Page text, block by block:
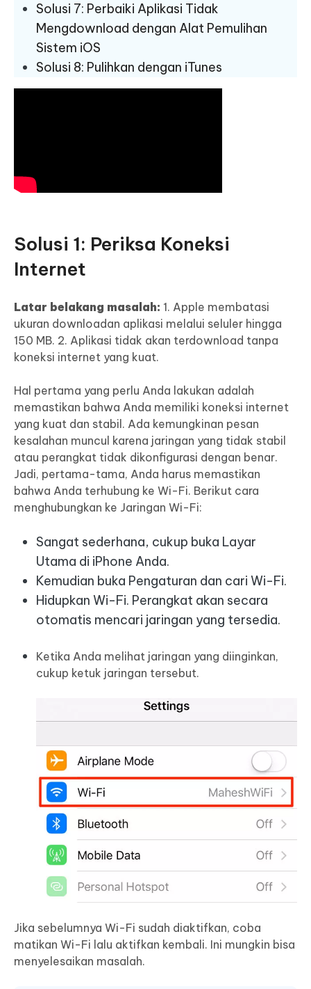
Solusi 7: Perbaiki Aplikasi Tidak
Mengdownload dengan Alat Pemulihan
Sistem iOS
Solusi 8: Pulihkan dengan iTunes
Solusi 1: Periksa Koneksi
Internet
Latar belakang masalah: 1. Apple membatasi
ukuran downloadan aplikasi melalui seluler hingga
150 MB. 2. Aplikasi tidak akan terdownload tanpa
koneksi internet yang kuat.
Hal pertama yang perlu Anda lakukan adalah
memastikan bahwa Anda memiliki koneksi internet
yang kuat dan stabil. Ada kemungkinan pesan
kesalahan muncul karena jaringan yang tidak stabil
atau perangkat tidak dikonfigurasi dengan benar.
Jadi, pertama-tama, Anda harus memastikan
bahwa Anda terhubung ke Wi-Fi. Berikut cara
menghubungkan ke Jaringan Wi-Fi:
Sangat sederhana, cukup buka Layar
Utama di iPhone Anda.
Kemudian buka Pengaturan dan cari Wi-Fi.
Hidupkan Wi-Fi. Perangkat akan secara
otomatis mencari jaringan yang tersedia.
Ketika Anda melihat jaringan yang diinginkan,
cukup ketuk jaringan tersebut.
Jika sebelumnya Wi-Fi sudah diaktifkan, coba
matikan Wi-Fi lalu aktifkan kembali. Ini mungkin bisa
menyelesaikan masalah.